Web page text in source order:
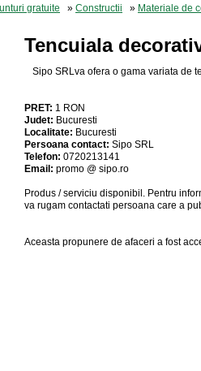
gratuite » Constructii » Materiale de
Tencuiala
Sipo SRLva ofera o gama variata de
PRET: 1 RON
Judet: Bucuresti
Localitate: Bucuresti
Persoana contact: Sipo SRL
Telefon: 0720213141
Email: promo @ sipo.ro
Produs / serviciu disponibil . Pentru
va rugam contactati persoana care a
Aceasta propunere de afaceri a fost